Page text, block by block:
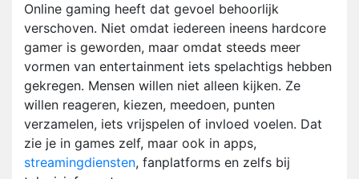
Online gaming heeft dat gevoel behoorlijk
verschoven. Niet omdat iedereen ineens hardcore
gamer is geworden, maar omdat steeds meer
vormen van entertainment iets spelachtigs hebben
gekregen. Mensen willen niet alleen kijken. Ze
willen reageren, kiezen, meedoen, punten
verzamelen, iets vrijspelen of invloed voelen. Dat
zie je in games zelf, maar ook in apps,
streamingdiensten, fanplatforms en zelfs bij